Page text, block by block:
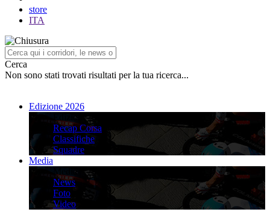
store
ITA
Cerca
Non sono stati trovati risultati per la tua ricerca...
Edizione 2026
Edizione 2026
Recap Corsa
Classifiche
Squadre
Media
Media
News
Foto
Video